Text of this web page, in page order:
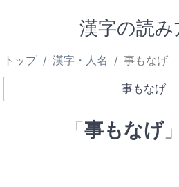
漢字の読み
トップ 漢字・人名 事もなげ
「事もなげ」